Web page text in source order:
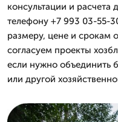
консультации и расчета
телефону +7 993 03-55-
размеру, цене и срокам
согласуем проекты
если нужно объединить
или другой